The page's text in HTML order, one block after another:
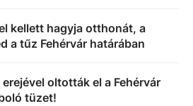
kellett hagyja otthonát, a
a tűz Fehérvár határában
oltották el a Fehérvár
tüzet!